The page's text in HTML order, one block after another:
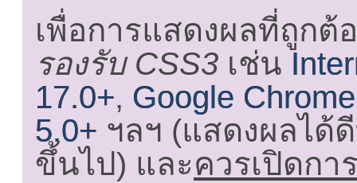
เพื่อการแสดงผลที่ถูกต้
รองรับ CSS3 เช่น
17.0+, Google
5.0+ ฯลฯ (แสดงผลได้
ขึ้นไป) และควรเปิดกา